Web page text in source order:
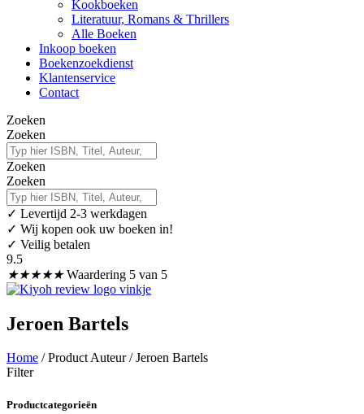
Kookboeken
Literatuur, Romans & Thrillers
Alle Boeken
Inkoop boeken
Boekenzoekdienst
Klantenservice
Contact
Zoeken
Zoeken
Zoeken
Zoeken
✓ Levertijd 2-3 werkdagen
✓ Wij kopen ook uw boeken in!
✓ Veilig betalen
9.5
★★★★★ Waardering 5 van 5
Jeroen Bartels
Home / Product Auteur / Jeroen Bartels
Filter
Productcategorieën